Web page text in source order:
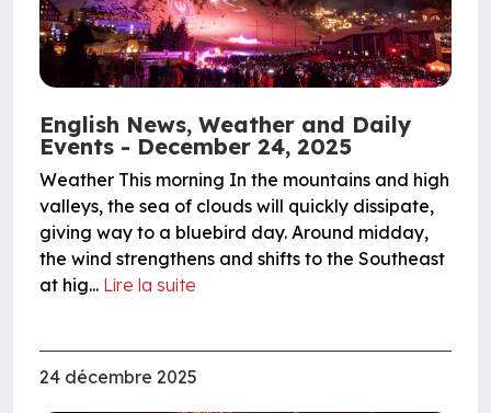
English News, Weather and Daily
Events - December 24, 2025
Weather This morning In the mountains and high
valleys, the sea of ​​clouds will quickly dissipate,
giving way to a bluebird day. Around midday,
the wind strengthens and shifts to the Southeast
at hig... Lire la suite
24 décembre 2025